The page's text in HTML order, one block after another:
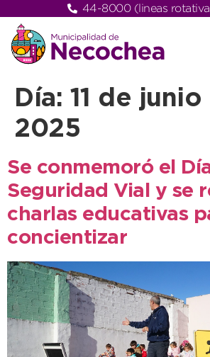
44-8000 (lineas
Día: 11 de junio
2025
Se conmemoró el
Seguridad Vial y se
charlas educativas
concientizar